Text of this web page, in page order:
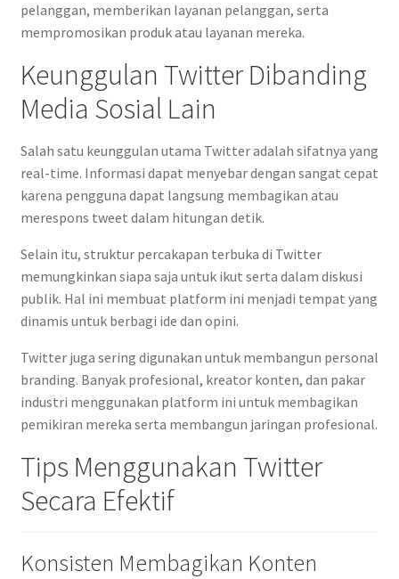
pelanggan, memberikan layanan pelanggan, serta
mempromosikan produk atau layanan mereka.
Keunggulan Twitter Dibanding
Media Sosial Lain
Salah satu keunggulan utama Twitter adalah sifatnya yang
real-time. Informasi dapat menyebar dengan sangat cepat
karena pengguna dapat langsung membagikan atau
merespons tweet dalam hitungan detik.
Selain itu, struktur percakapan terbuka di Twitter
memungkinkan siapa saja untuk ikut serta dalam diskusi
publik. Hal ini membuat platform ini menjadi tempat yang
dinamis untuk berbagi ide dan opini.
Twitter juga sering digunakan untuk membangun personal
branding. Banyak profesional, kreator konten, dan pakar
industri menggunakan platform ini untuk membagikan
pemikiran mereka serta membangun jaringan profesional.
Tips Menggunakan Twitter
Secara Efektif
Konsisten Membagikan Konten